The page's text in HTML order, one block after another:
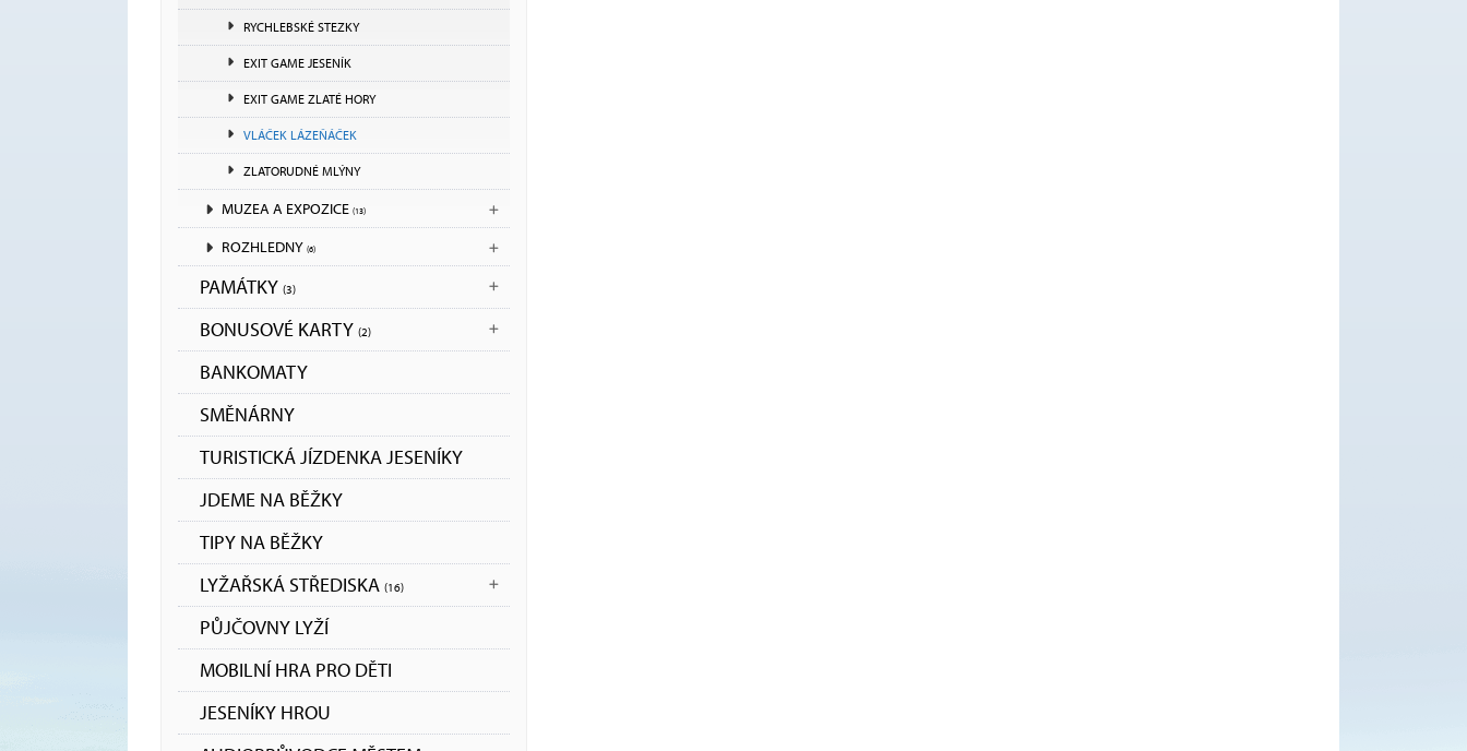
RYCHLEBSKÉ STEZKY
EXIT GAME JESENÍK
EXIT GAME ZLATÉ HORY
VLÁČEK LÁZEŇÁČEK
ZLATORUDNÉ MLÝNY
MUZEA A EXPOZICE (13)
ROZHLEDNY (6)
PAMÁTKY (3)
BONUSOVÉ KARTY (2)
BANKOMATY
SMĚNÁRNY
TURISTICKÁ JÍZDENKA JESENÍKY
JDEME NA BĚŽKY
TIPY NA BĚŽKY
LYŽAŘSKÁ STŘEDISKA (16)
PŮJČOVNY LYŽÍ
MOBILNÍ HRA PRO DĚTI
JESENÍKY HROU